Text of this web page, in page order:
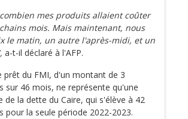
mes produits allaient coûter
mois. Mais maintenant, nous
le matin, un autre l'après-midi, et un
a-t-il déclaré à l'AFP.
prêt du FMI, d'un montant de 3
sur 46 mois, ne représente qu'une
de la dette du Caire, qui s'élève à 42
pour la seule période 2022-2023.